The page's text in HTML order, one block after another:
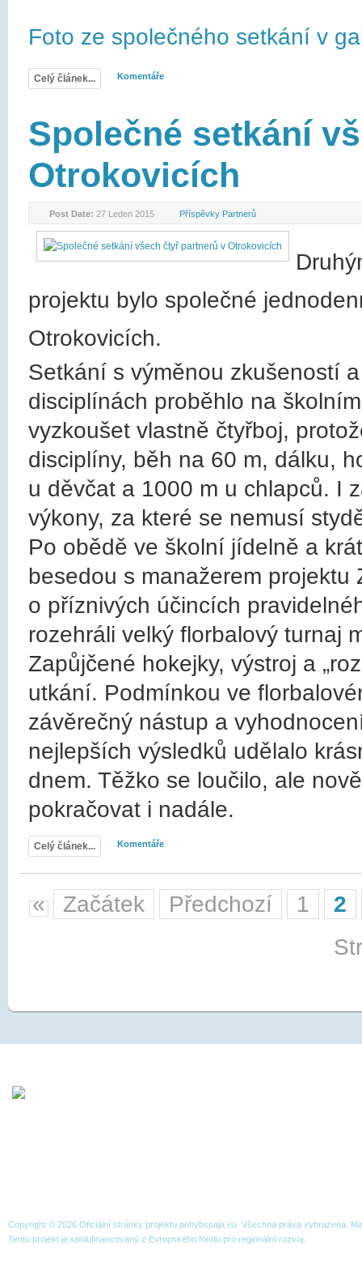
Foto ze společného setkání v
Celý článek... Komentáře
Společné setkání
Otrokovicích
Post Date: 27 Leden 2015 Příspěvky Partnerů
projektu bylo společné
Otrokovicích.
Setkání s výměnou zkušeností
disciplínách proběhlo na
vyzkoušet vlastně čtyřboj,
disciplíny, běh na 60 m, dálku,
u děvčat a 1000 m u chlapců. I
výkony, za které se nemusí
Po obědě ve školní jídelně a
besedou s manažerem projektu
o příznivých účincích
rozehráli velký florbalový turnaj
Zapůjčené hokejky, výstroj a
utkání. Podmínkou ve
závěrečný nástup a
nejlepších výsledků udělalo
dnem. Těžko se loučilo, ale
pokračovat i nadále.
Celý článek... Komentáře
« Začátek Předchozí 1
2
Copyright © 2026 Oficiální stránky projektu pohybspaja.eu. Všechna práva vyhrazena.
Tento projekt je spolufinancovaný z Evropského fondu pro regionální rozvoj.